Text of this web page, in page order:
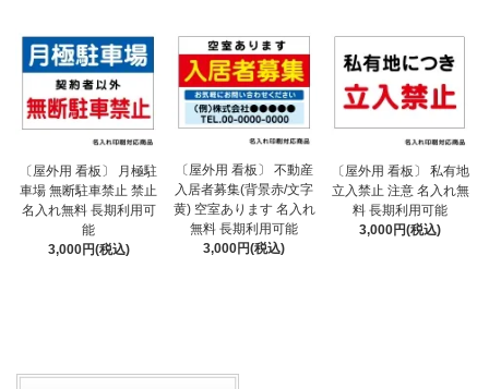
〔屋外用 看板〕 月極駐
車場 無断駐車禁止 禁止
名入れ無料 長期利用可
能
3,000円(税込)
〔屋外用 看板〕 不動産
入居者募集(背景赤/文字
黄) 空室あります 名入れ
無料 長期利用可能
3,000円(税込)
〔屋外用 看板〕 私有地
立入禁止 注意 名入れ無
料 長期利用可能
3,000円(税込)